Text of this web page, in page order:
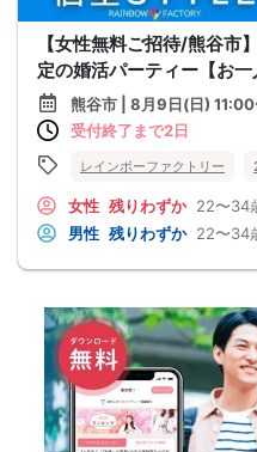
【女性無料ご招待/熊谷市
定の婚活パーティー【お一
熊谷市 | 8月9日(日)
受付終了まで2日
レインボーファクトリー
女性 残りわずか 22〜34
男性 残りわずか 22〜34